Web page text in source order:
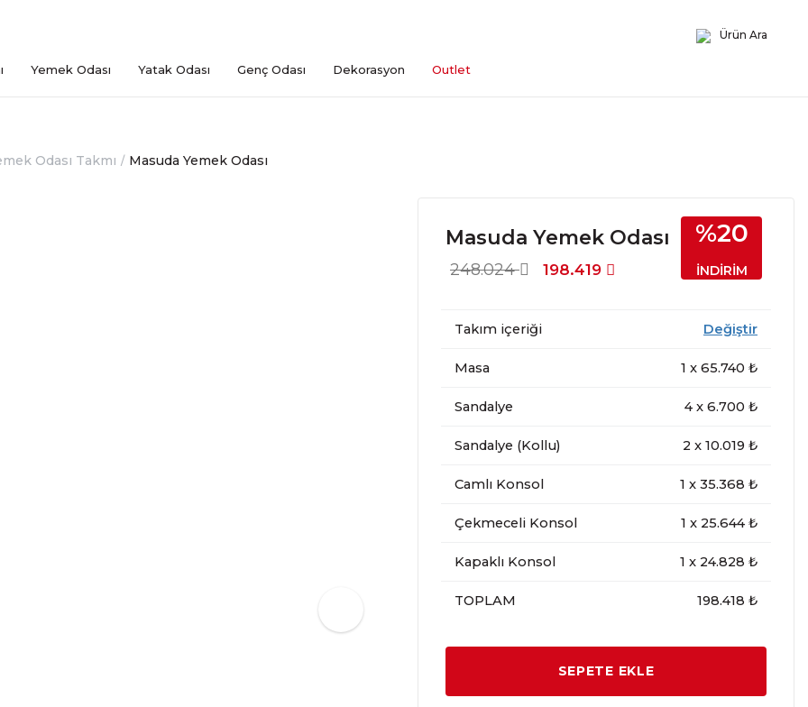
Ürün Ara
Yemek Odası Yatak Odası Genç Odası Dekorasyon Outlet
Odası Takmı Masuda Yemek Odası
Masuda Yemek Odası
248.024 198.419 İNDİRİM
%20
Takım içeriği Değiştir
Masa 1 x 65.740 ₺
Sandalye 4 x 6.700 ₺
Sandalye (Kollu) 2 x 10.019 ₺
Camlı Konsol 1 x 35.368 ₺
Çekmeceli Konsol 1 x 25.644 ₺
Kapaklı Konsol 1 x 24.828 ₺
TOPLAM 198.418 ₺
SEPETE EKLE